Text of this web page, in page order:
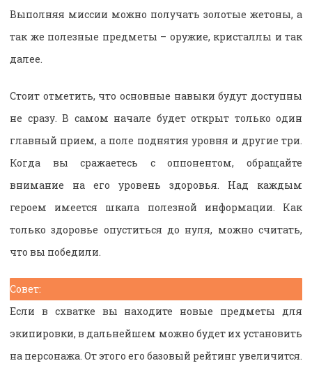
Выполняя миссии можно получать золотые жетоны, а
так же полезные предметы – оружие, кристаллы и так
далее.
Стоит отметить, что основные навыки будут доступны
не сразу. В самом начале будет открыт только один
главный прием, а поле поднятия уровня и другие три.
Когда вы сражаетесь с оппонентом, обращайте
внимание на его уровень здоровья. Над каждым
героем имеется шкала полезной информации. Как
только здоровье опуститься до нуля, можно считать,
что вы победили.
Совет:
Если в схватке вы находите новые предметы для
экипировки, в дальнейшем можно будет их установить
на персонажа. От этого его базовый рейтинг увеличится.